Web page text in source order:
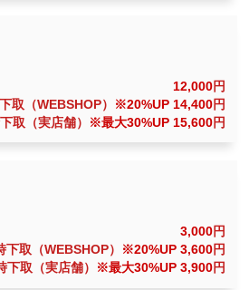
12,000円
取（WEBSHOP）
※20%UP 14,400円
取（実店舗）
※最大30%UP 15,600円
3,000円
下取（WEBSHOP）
※20%UP 3,600円
下取（実店舗）
※最大30%UP 3,900円